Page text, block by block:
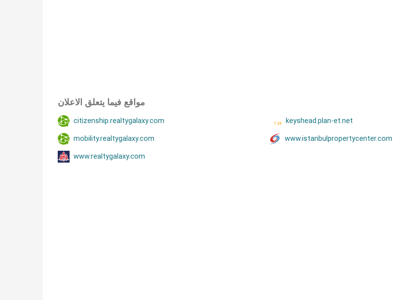
مواقع فيما يتعلق الاعلان
citizenship.realtygalaxy.com
keyshead.plan-et.net
mobility.realtygalaxy.com
www.istanbulpropertycenter.com
www.realtygalaxy.com